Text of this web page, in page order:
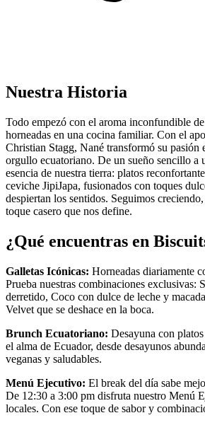
Nuestra Historia
Todo empezó con el aroma inconfundible
horneadas en una cocina familiar. Con el
Christian Stagg, Nané transformó su pasión
orgullo ecuatoriano. De un sueño sencillo a
esencia de nuestra tierra: platos
ceviche JipiJapa, fusionados con toques
despiertan los sentidos. Seguimos
toque casero que nos define.
¿Qué encuentras en
Galletas Icónicas: Horneadas diariamente
Prueba nuestras combinaciones exclusivas:
derretido, Coco con dulce de leche y
Velvet que se deshace en la boca.
Brunch Ecuatoriano: Desayuna con
el alma de Ecuador, desde desayunos
veganas y saludables.
Menú Ejecutivo: El break del día sabe
De 12:30 a 3:00 pm disfruta nuestro Menú
locales. Con ese toque de sabor y